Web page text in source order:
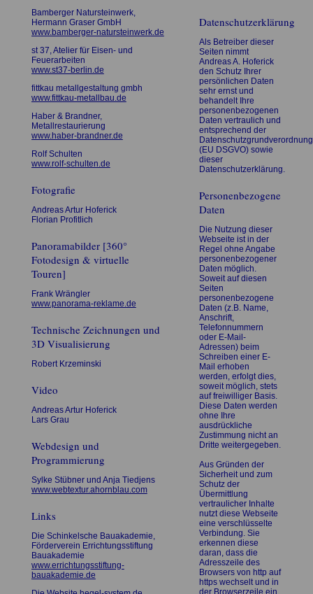
Bamberger Natursteinwerk,
Hermann Graser GmbH
www.bamberger-natursteinwerk.de
st 37, Atelier für Eisen- und
Feuerarbeiten
www.st37-berlin.de
fittkau metallgestaltung gmbh
www.fittkau-metallbau.de
Haber & Brandner,
Metallrestaurierung
www.haber-brandner.de
Rolf Schulten
www.rolf-schulten.de
Fotografie
Andreas Artur Hoferick
Florian Profitlich
Panoramabilder [360°
Fotodesign & virtuelle
Touren]
Frank Wrängler
www.panorama-reklame.de
Technische Zeichnungen und
3D Visualisierung
Robert Krzeminski
Video
Andreas Artur Hoferick
Lars Grau
Webdesign und
Programmierung
Sylke Stübner und Anja Tiedjens
www.webtextur.ahornblau.com
Links
Die Schinkelsche Bauakademie,
Förderverein Errichtungsstiftung
Bauakademie
www.errichtungsstiftung-
bauakademie.de
Datenschutzerklärung
Als Betreiber dieser
Seiten nimmt
Andreas A. Hoferick
den Schutz Ihrer
persönlichen Daten
sehr ernst und
behandelt Ihre
personenbezogenen
Daten vertraulich und
entsprechend der
Datenschutzgrundverordnung
(EU DSGVO) sowie
dieser
Datenschutzerklärung.
Personenbezogene
Daten
Die Nutzung dieser
Webseite ist in der
Regel ohne Angabe
personenbezogener
Daten möglich.
Soweit auf diesen
Seiten
personenbezogene
Daten (z.B. Name,
Anschrift,
Telefonnummern
oder E-Mail-
Adressen) beim
Schreiben einer E-
Mail erhoben
werden, erfolgt dies,
soweit möglich, stets
auf freiwilliger Basis.
Diese Daten werden
ohne Ihre
ausdrückliche
Zustimmung nicht an
Dritte weitergegeben.
Aus Gründen der
Sicherheit und zum
Schutz der
Übermittlung
vertraulicher Inhalte
nutzt diese Webseite
eine verschlüsselte
Verbindung. Sie
erkennen diese
daran, dass die
Adresszeile des
Browsers von http auf
https wechselt und in
der Browserzeile ein